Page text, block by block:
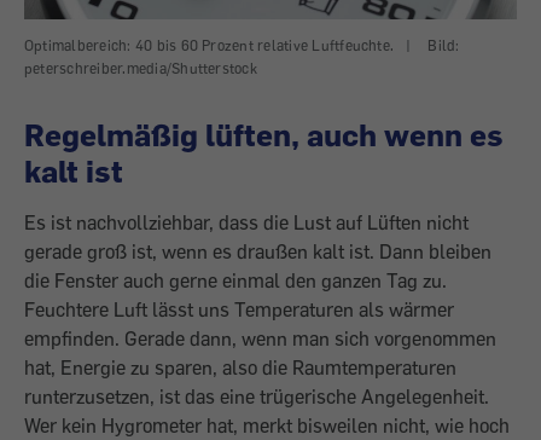
Optimalbereich: 40 bis 60 Prozent relative Luftfeuchte. |
Bild:
peterschreiber.media/Shutterstock
Regelmäßig lüften, auch wenn es
kalt ist
Es ist nachvollziehbar, dass die Lust auf Lüften nicht
gerade groß ist, wenn es draußen kalt ist. Dann bleiben
die Fenster auch gerne einmal den ganzen Tag zu.
Feuchtere Luft lässt uns Temperaturen als wärmer
empfinden. Gerade dann, wenn man sich vorgenommen
hat, Energie zu sparen, also die Raumtemperaturen
runterzusetzen, ist das eine trügerische Angelegenheit.
Wer kein Hygrometer hat, merkt bisweilen nicht, wie hoch